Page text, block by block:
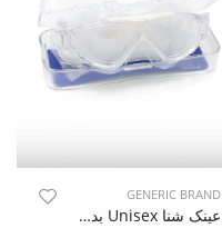
GENERIC BRAND
عینک شنا Unisex بدون برند Aqua Glide U